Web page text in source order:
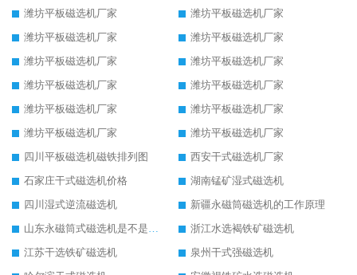
潍坊平板磁选机厂家
潍坊平板磁选机厂家
潍坊平板磁选机厂家
潍坊平板磁选机厂家
潍坊平板磁选机厂家
潍坊平板磁选机厂家
潍坊平板磁选机厂家
潍坊平板磁选机厂家
潍坊平板磁选机厂家
潍坊平板磁选机厂家
潍坊平板磁选机厂家
潍坊平板磁选机厂家
四川平板磁选机磁铁排列图
西安干式磁选机厂家
石家庄干式磁选机价格
湖南锰矿湿式磁选机
四川湿式逆流磁选机
新疆永磁筒磁选机的工作原理
山东永磁筒式磁选机是不是强磁
浙江水选褐铁矿磁选机
江苏干选铁矿磁选机
泉州干式强磁选机